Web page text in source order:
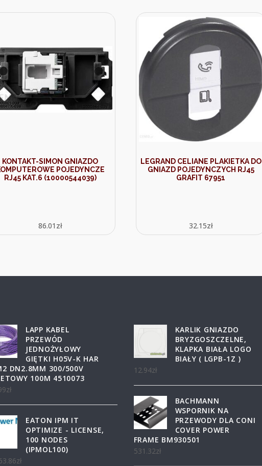
KONTAKT-SIMON GNIAZDO
POJEDYNCZE
RJ45 KAT.6 (10000544039)
86.01 zł
LEGRAND CELIANE PLAKIETKA DO
GNIAZD POJEDYNCZYCH RJ45
GRAFIT 67951
32.15zł
LAPP KABEL
PRZEWÓD
JEDNOŻYŁOWY
GIĘTKI H05V-K HAR
DN2.8MM 300/500V
100M 4510073
zł
EATON IPM IT
OPTIMIZE - LICENSE,
100 NODES
(IPMOL100)
zł
KARLIK GNIAZDO
BRYZGOSZCZELNE,
KLAPKA BIAŁA LOGO
BIAŁY ( LGPB-1Z )
12.94zł
BACHMANN
WSPORNIK NA
PRZEWODY DLA CONI
COVER POWER
FRAME BM930501
531.32zł